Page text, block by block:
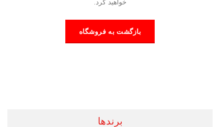
خواهید کرد.
بازگشت به فروشگاه
برندها